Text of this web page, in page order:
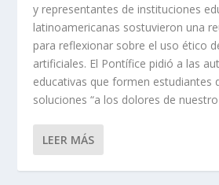
y representantes de instituciones
latinoamericanas sostuvieron una
para reflexionar sobre el uso ético
artificiales. El Pontífice pidió a las
educativas que formen estudiantes
soluciones “a los dolores de
LEER MÁS